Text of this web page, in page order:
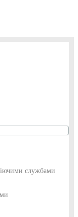
службами